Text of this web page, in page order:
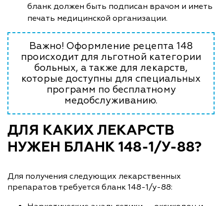
бланк должен быть подписан врачом и иметь
печать медицинской организации.
Важно! Оформление рецепта 148
происходит для льготной категории
больных, а также для лекарств,
которые доступны для специальных
программ по бесплатному
медобслуживанию.
ДЛЯ КАКИХ ЛЕКАРСТВ
НУЖЕН БЛАНК 148-1/У-88?
Для получения следующих лекарственных
препаратов требуется бланк 148-1/у-88: